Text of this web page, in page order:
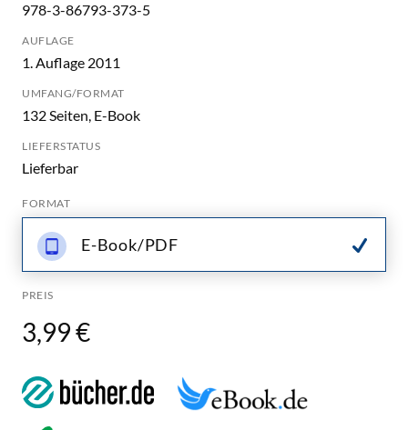
978-3-86793-373-5
AUFLAGE
1. Auflage 2011
UMFANG/FORMAT
132 Seiten, E-Book
LIEFERSTATUS
Lieferbar
FORMAT
E-Book/PDF
PREIS
3,99 €